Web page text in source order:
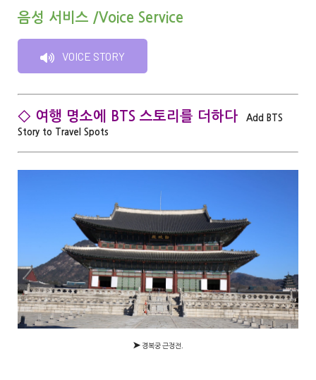
음성 서비스 /Voice Service
VOICE STORY
◇ 여행 명소에 BTS 스토리를 더하다
Add BTS
Story to Travel Spots
➤ 경복궁 근정전.